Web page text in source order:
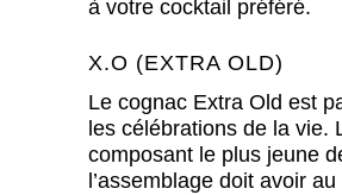
à votre cocktail préféré.
X.O (EXTRA OLD)
Le cognac Extra Old est
les célébrations de la vie.
composant le plus jeune
l’assemblage doit avoir